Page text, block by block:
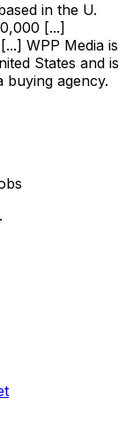
in the U.
[...]
WPP Media is
States and is
buying agency.